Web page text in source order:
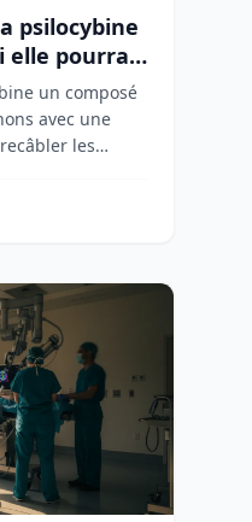
psilocybine
elle pourrait
un composé
avec une
les